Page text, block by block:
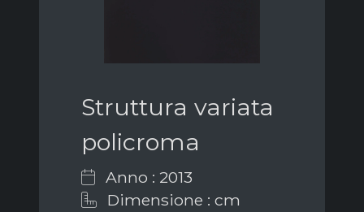
Struttura variata
policroma
Anno : 2013
Dimensione : cm